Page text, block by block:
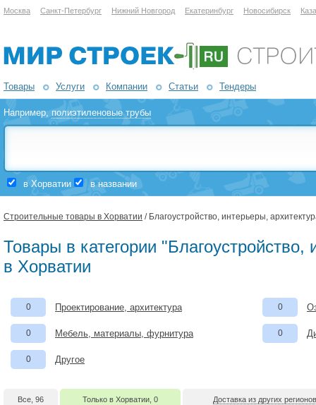
Москва Санкт-Петербург Нижний Новгород Екатеринбург Новосибирск
Товары Услуги Компании Статьи Тендеры
Например,полиэтиленовые трубы
в Хорватии в названии
Строительные товары в Хорватии / Благоустройство, интерьеры,
Товары в категории "Благоустройство,
в Хорватии
0 Проектирование, архитектура 0
0 Мебель, материалы, фурнитура 0
0 Другое
Все, 96 Только в Хорватии, 0 Доставка из других